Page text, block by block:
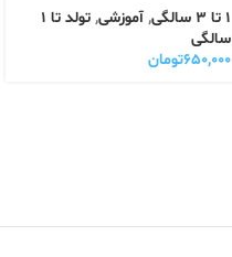
1 تا 3 سالگی , آموزشی,
تولد تا 1
سالگی
۶۵۰,۰۰۰تومان